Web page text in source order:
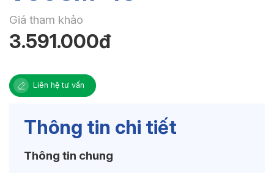
Giá tham khảo
3.591.000đ
Liên hệ tư vấn
Thông tin chi tiết
Thông tin chung